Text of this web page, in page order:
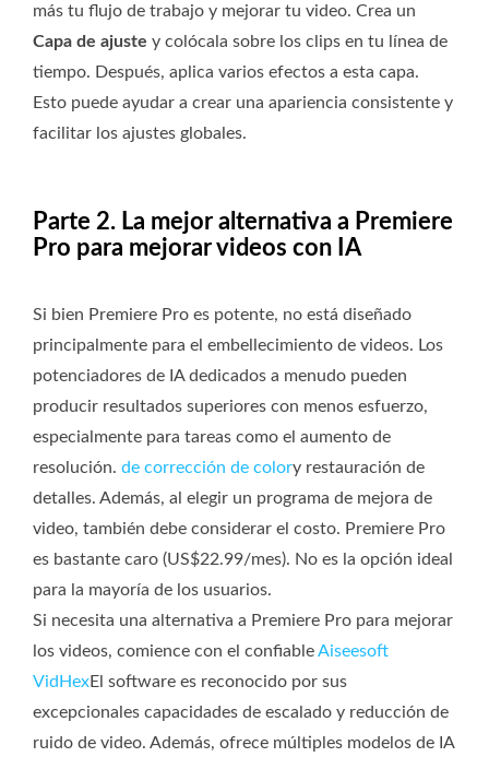
más tu flujo de trabajo y mejorar tu video. Crea un
Capa de ajuste y colócala sobre los clips en tu línea de
tiempo. Después, aplica varios efectos a esta capa.
Esto puede ayudar a crear una apariencia consistente y
facilitar los ajustes globales.
Parte 2. La mejor alternativa a Premiere
Pro para mejorar videos con IA
Si bien Premiere Pro es potente, no está diseñado
principalmente para el embellecimiento de videos. Los
potenciadores de IA dedicados a menudo pueden
producir resultados superiores con menos esfuerzo,
especialmente para tareas como el aumento de
resolución. de corrección de colory restauración de
detalles. Además, al elegir un programa de mejora de
video, también debe considerar el costo. Premiere Pro
es bastante caro (US$22.99/mes). No es la opción ideal
para la mayoría de los usuarios.
Si necesita una alternativa a Premiere Pro para mejorar
los videos, comience con el confiableAiseesoft
VidHexEl software es reconocido por sus
excepcionales capacidades de escalado y reducción de
ruido de video. Además, ofrece múltiples modelos de IA